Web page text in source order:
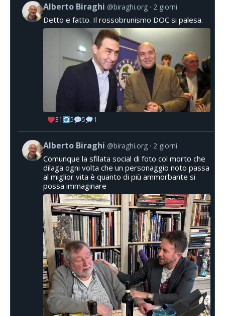
Alberto Biraghi @biraghi.org 2 giorni
Detto e fatto. Il rossobrunismo DOC si palesa.
31 5 5 1
Alberto Biraghi @biraghi.org 2 giorni
Comunque la sfilata social di foto col morto che
dilaga ogni volta che un personaggio noto passa
al miglior vita è quanto di più ammorbante si
possa immaginare